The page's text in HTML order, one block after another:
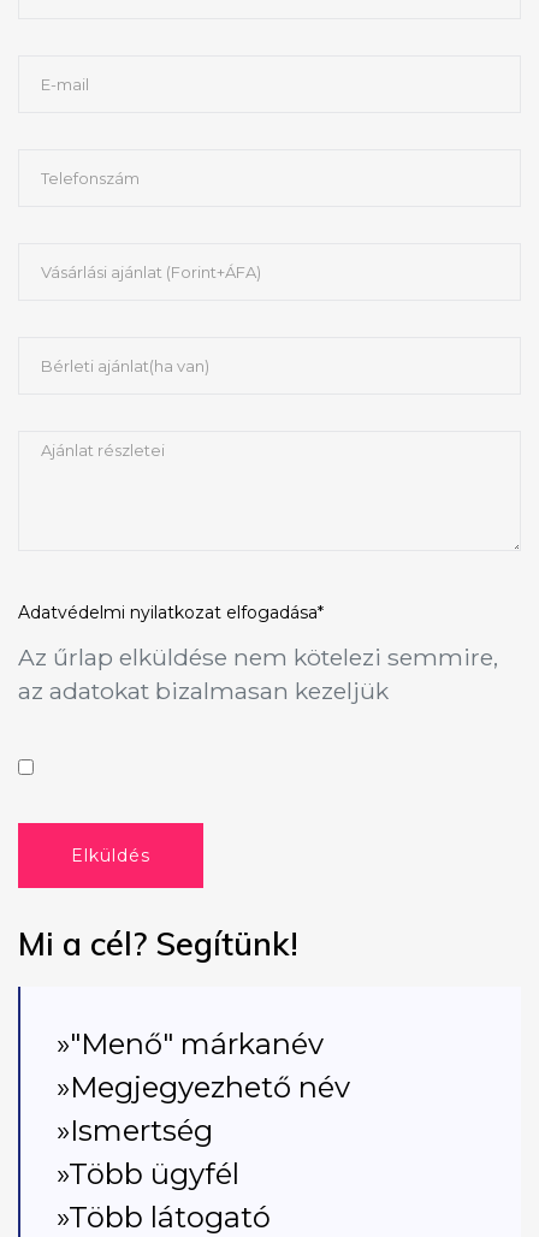
Adatvédelmi nyilatkozat elfogadása*
Az űrlap elküldése nem kötelezi semmire,
az adatokat bizalmasan kezeljük
Elküldés
Mi a cél? Segítünk!
»"Menő" márkanév
»Megjegyezhető név
»Ismertség
»Több ügyfél
»Több látogató